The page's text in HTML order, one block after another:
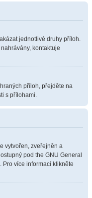
jednotlivé druhy příloh.
kontaktuje
příloh, přejděte na
s přílohami.
vytvořen, zveřejněn a
pod the GNU General
Pro více informací klikněte